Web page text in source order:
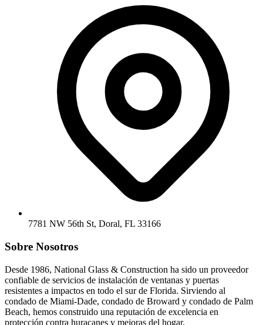
7781 NW 56th St, Doral, FL 33166
Sobre Nosotros
Desde 1986, National Glass & Construction ha sido un proveedor
confiable de servicios de instalación de ventanas y puertas
resistentes a impactos en todo el sur de Florida. Sirviendo al
condado de Miami-Dade, condado de Broward y condado de Palm
Beach, hemos construido una reputación de excelencia en
protección contra huracanes y mejoras del hogar.